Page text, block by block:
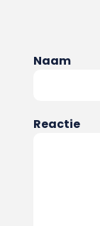
Naam
Reactie